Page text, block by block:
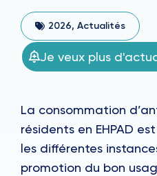
2026, Actualités
Je veux plus
La consommation
résidents en EHPAD
les différentes
promotion du bon